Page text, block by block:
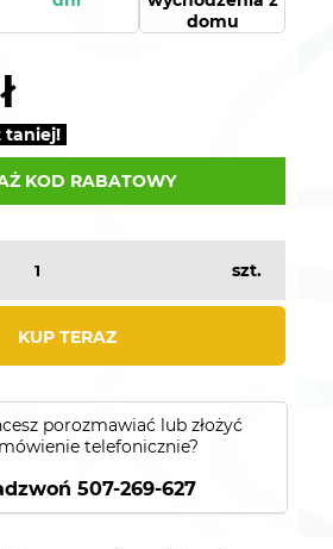
domu
taniej!
KOD RABATOWY
szt.
KUP TERAZ
porozmawiać lub złożyć
telefonicznie?
507-269-627